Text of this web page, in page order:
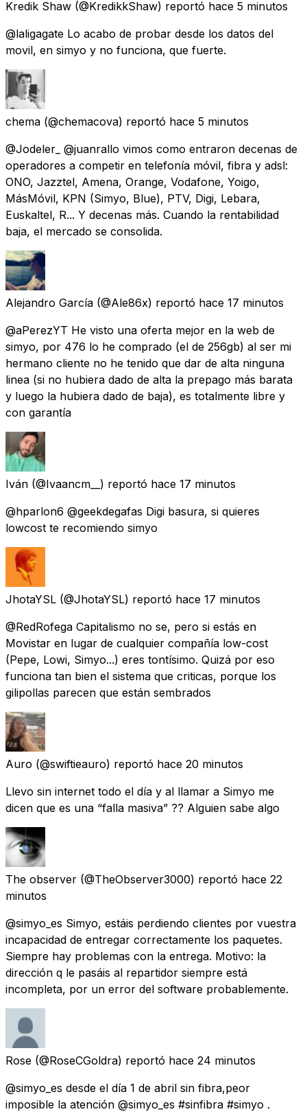
Kredik Shaw (@KredikkShaw) reportó hace 5 minutos
@laligagate Lo acabo de probar desde los datos del
movil, en simyo y no funciona, que fuerte.
chema (@chemacova) reportó hace 5 minutos
@Jodeler_ @juanrallo vimos como entraron decenas de
operadores a competir en telefonía móvil, fibra y adsl:
ONO, Jazztel, Amena, Orange, Vodafone, Yoigo,
MásMóvil, KPN (Simyo, Blue), PTV, Digi, Lebara,
Euskaltel, R... Y decenas más. Cuando la rentabilidad
baja, el mercado se consolida.
Alejandro García (@Ale86x) reportó hace 17 minutos
@aPerezYT He visto una oferta mejor en la web de
simyo, por 476 lo he comprado (el de 256gb) al ser mi
hermano cliente no he tenido que dar de alta ninguna
linea (si no hubiera dado de alta la prepago más barata
y luego la hubiera dado de baja), es totalmente libre y
con garantía
Iván (@Ivaancm__) reportó hace 17 minutos
@hparlon6 @geekdegafas Digi basura, si quieres
lowcost te recomiendo simyo
JhotaYSL (@JhotaYSL) reportó hace 17 minutos
@RedRofega Capitalismo no se, pero si estás en
Movistar en lugar de cualquier compañía low-cost
(Pepe, Lowi, Simyo...) eres tontísimo. Quizá por eso
funciona tan bien el sistema que criticas, porque los
gilipollas parecen que están sembrados
Auro (@swiftieauro) reportó hace 20 minutos
Llevo sin internet todo el día y al llamar a Simyo me
dicen que es una “falla masiva” ?? Alguien sabe algo
The observer (@TheObserver3000) reportó hace 22
minutos
@simyo_es Simyo, estáis perdiendo clientes por vuestra
incapacidad de entregar correctamente los paquetes.
Siempre hay problemas con la entrega. Motivo: la
dirección q le pasáis al repartidor siempre está
incompleta, por un error del software probablemente.
Rose (@RoseCGoldra) reportó hace 24 minutos
@simyo_es desde el día 1 de abril sin fibra,peor
imposible la atención @simyo_es #sinfibra #simyo .